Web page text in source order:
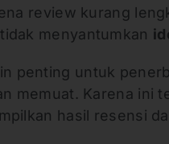
review kurang
menyantumkan
penting untuk
memuat. Karena ini
hasil resensi